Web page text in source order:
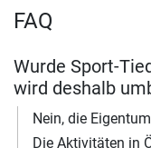
FAQ
Wurde Sport-
wird deshalb
Nein, die
Die Aktivitäten in